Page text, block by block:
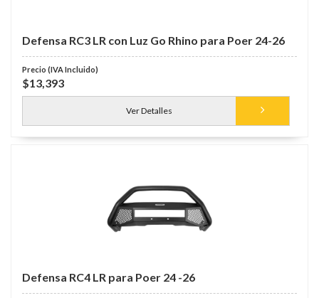
Defensa RC3 LR con Luz Go Rhino para Poer 24-26
$13,393
Ver Detalles
Defensa RC4 LR para Poer 24 -26